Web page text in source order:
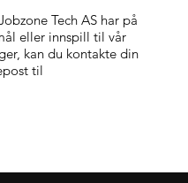
Tech AS har på
eller innspill til vår
kan du kontakte din
til